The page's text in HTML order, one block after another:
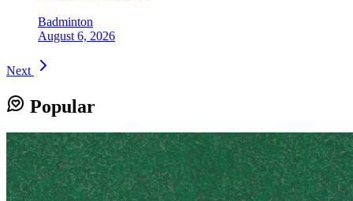
Badminton
August 6, 2026
Next
Popular